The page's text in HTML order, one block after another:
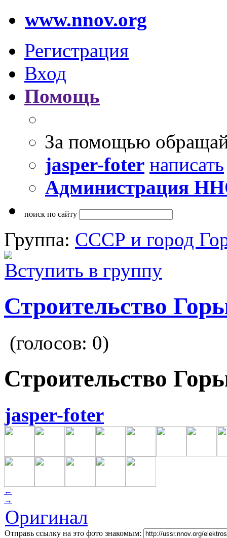
www.nnov.org
Регистрация
Вход
Помощь
За помощью
jasper-foter написать
Администрация
поиск по сайту
Группа: СССР и город
Вступить в группу
Строительство
(голосов: 0)
Строительство
jasper-foter
←
→
Оригинал
Отправь ссылку на это фото знакомым: